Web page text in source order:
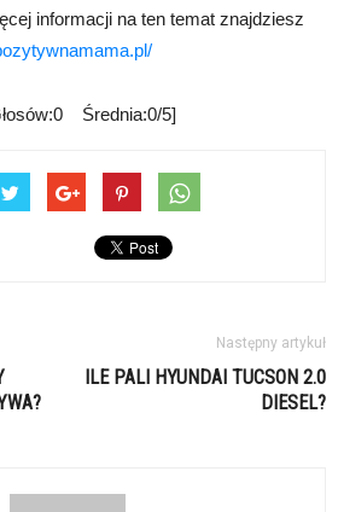
informacji na ten temat znajdziesz
Średnia:0/5]
Następny artykuł
ILE PALI HYUNDAI TUCSON 2.0
DIESEL?